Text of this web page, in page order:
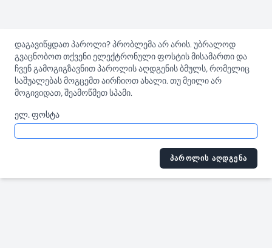
დაგავიწყდათ პაროლი? პრობლემა არ არის. უბრალოდ
გვაცნობოთ თქვენი ელექტრონული ფოსტის მისამართი და
ჩვენ გამოგიგზავნით პაროლის აღდგენის ბმულს, რომელიც
საშუალებას მოგცემთ აირჩიოთ ახალი. თუ მეილი არ
მოგივიდათ, შეამოწმეთ სპამი.
ელ. ფოსტა
ᲞᲐᲠᲝᲚᲘᲡ ᲐᲦᲓᲒᲔᲜᲐ